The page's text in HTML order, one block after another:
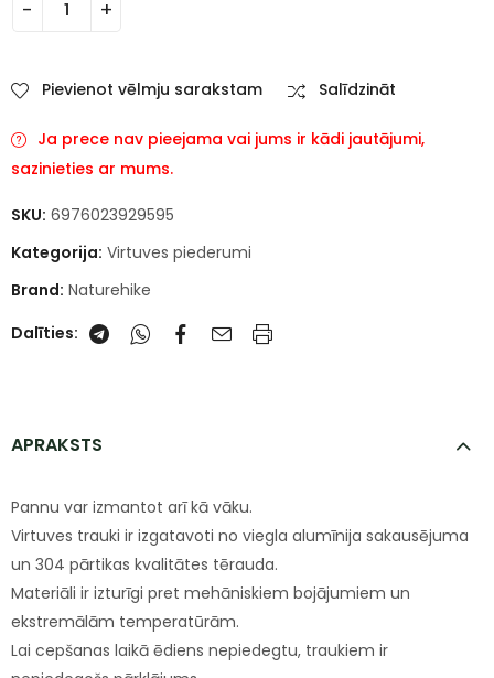
Pievienot vēlmju sarakstam Salīdzināt
Ja prece nav pieejama vai jums ir kādi jautājumi,
sazinieties ar mums.
SKU: 6976023929595
Kategorija: Virtuves piederumi
Brand: Naturehike
Dalīties:
APRAKSTS
Pannu var izmantot arī kā vāku.
Virtuves trauki ir izgatavoti no viegla alumīnija sakausējuma
un 304 pārtikas kvalitātes tērauda.
Materiāli ir izturīgi pret mehāniskiem bojājumiem un
ekstremālām temperatūrām.
Lai cepšanas laikā ēdiens nepiedegtu, traukiem ir